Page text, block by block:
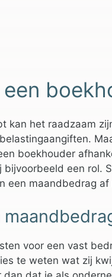
kan het raadzaam
boekhouder
een rol.
een maandbedrag
voor een vast
te weten wat zij